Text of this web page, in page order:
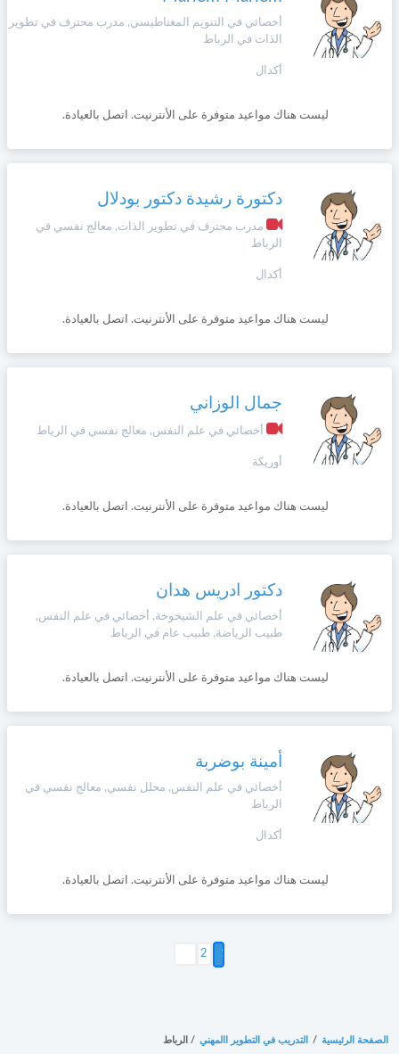
أخصائي في التنويم المغناطيسي, مدرب محترف في تطوير
الذات في الرباط
أكدال
ليست هناك مواعيد متوفرة على الأنترنيت. اتصل بالعيادة.
دكتورة رشيدة دكتور بودلال
مدرب محترف في تطوير الذات, معالج نفسي في
الرباط
أكدال
ليست هناك مواعيد متوفرة على الأنترنيت. اتصل بالعيادة.
جمال الوزاني
أخصائي في علم النفس, معالج نفسي في الرباط
أوريكة
ليست هناك مواعيد متوفرة على الأنترنيت. اتصل بالعيادة.
دكتور ادریس هدان
أخصائي في علم الشيخوخة, أخصائي في علم النفس,
طبيب الرياضة, طبيب عام في الرباط
ليست هناك مواعيد متوفرة على الأنترنيت. اتصل بالعيادة.
أمينة بوضربة
أخصائي في علم النفس, محلل نفسي, معالج نفسي في
الرباط
أكدال
ليست هناك مواعيد متوفرة على الأنترنيت. اتصل بالعيادة.
2التالي >
الصفحة الرئيسية / التدريب في التطوير االمهني / الرباط